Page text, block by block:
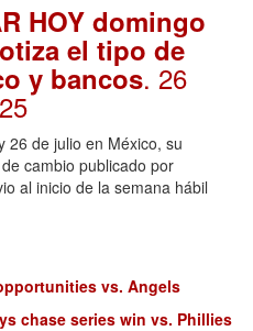
HOY domingo
el tipo de
y bancos. 26
26 de julio en México, su
cambio publicado por
al inicio de la semana hábil
vs. Angels
chase series win vs. Phillies